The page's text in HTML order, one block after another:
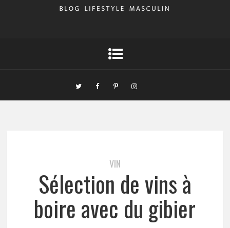
VIN
Sélection de vins à
boire avec du gibier